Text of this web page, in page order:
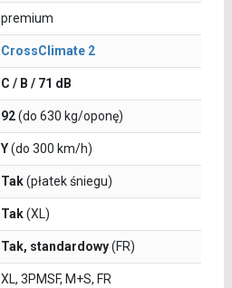
premium
CrossClimate 2
C / B / 71 dB
92(do 630 kg/oponę)
Y(do 300 km/h)
Tak(płatek śniegu)
Tak(XL)
Tak, standardowy(FR)
XL, 3PMSF, M+S, FR